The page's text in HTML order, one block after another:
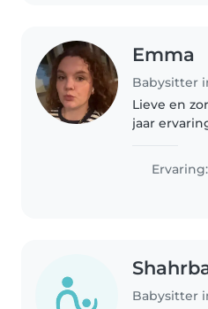
Emma
Babysitter
Lieve en
jaar
van
gezellig
vloeiend
Babysitter